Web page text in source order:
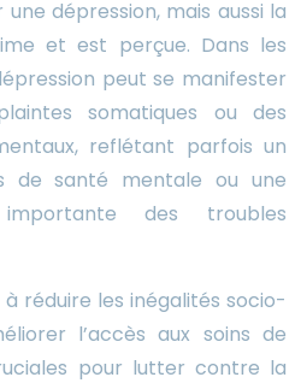
dépression, mais aussi la
et est perçue. Dans les
peut se manifester
somatiques ou des
reflétant parfois un
de santé mentale ou une
des troubles
réduire les inégalités socio-
l’accès aux soins de
pour lutter contre la